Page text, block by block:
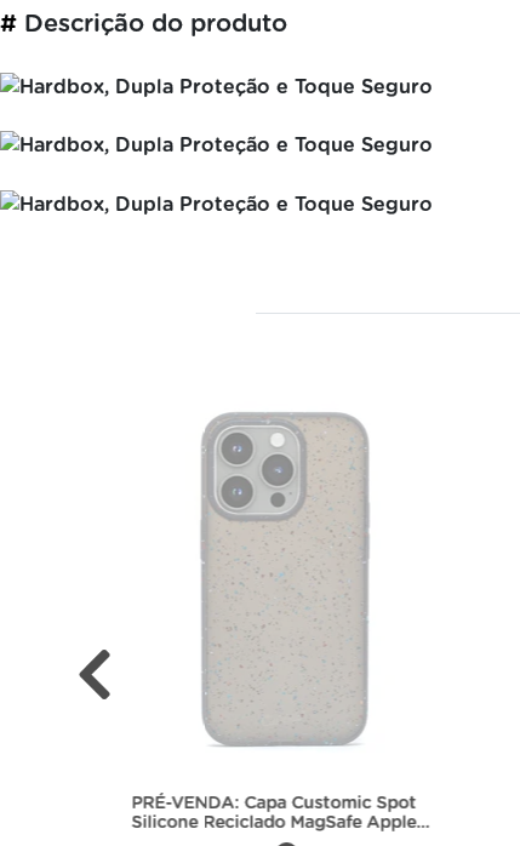
# Descrição do produto
PRÉ-VENDA: Capa Customic Spot
Silicone Reciclado MagSafe Apple